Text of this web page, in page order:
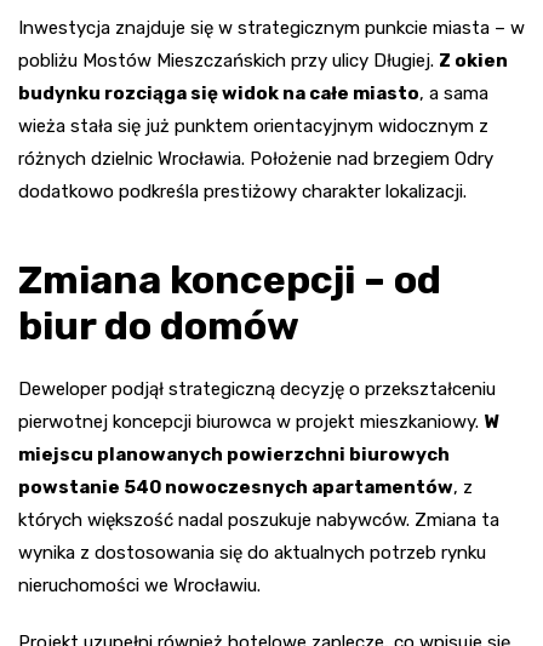
Inwestycja znajduje się w strategicznym punkcie miasta – w
pobliżu Mostów Mieszczańskich przy ulicy Długiej. Z okien
budynku rozciąga się widok na całe miasto, a sama
wieża stała się już punktem orientacyjnym widocznym z
różnych dzielnic Wrocławia. Położenie nad brzegiem Odry
dodatkowo podkreśla prestiżowy charakter lokalizacji.
Zmiana koncepcji – od
biur do domów
Deweloper podjął strategiczną decyzję o przekształceniu
pierwotnej koncepcji biurowca w projekt mieszkaniowy. W
miejscu planowanych powierzchni biurowych
powstanie 540 nowoczesnych apartamentów, z
których większość nadal poszukuje nabywców. Zmiana ta
wynika z dostosowania się do aktualnych potrzeb rynku
nieruchomości we Wrocławiu.